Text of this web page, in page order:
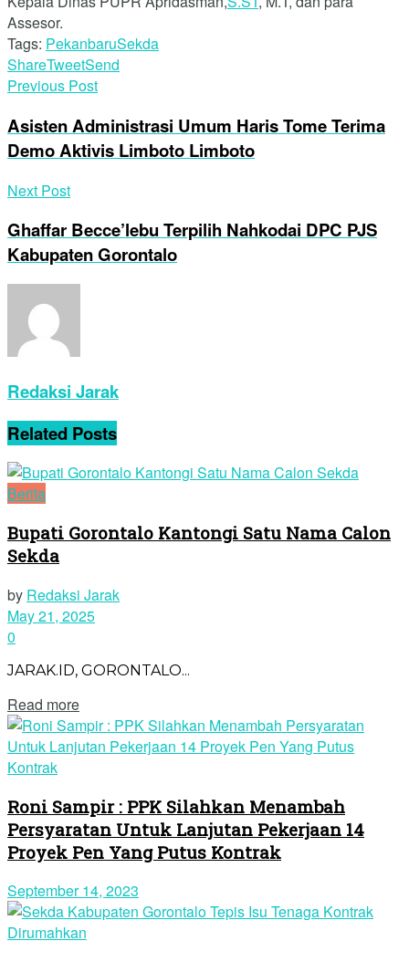
Assesor.
Tags: PekanbaruSekda
ShareTweetSend
Previous Post
Asisten Administrasi Umum Haris Tome Terima
Demo Aktivis Limboto Limboto
Next Post
Ghaffar Becce’lebu Terpilih Nahkodai DPC PJS
Kabupaten Gorontalo
Redaksi Jarak
Related Posts
Berita
Bupati Gorontalo Kantongi Satu Nama Calon
Sekda
by Redaksi Jarak
May 21, 2025
0
JARAK.ID, GORONTALO...
Read more
Roni Sampir : PPK Silahkan Menambah
Persyaratan Untuk Lanjutan Pekerjaan 14
Proyek Pen Yang Putus Kontrak
September 14, 2023